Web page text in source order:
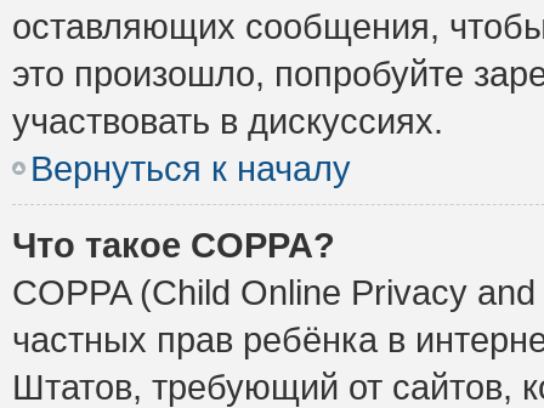
оставляющих сообщения,
это произошло, попробуйте
участвовать в дискуссиях.
Вернуться к началу
Что такое COPPA?
COPPA (Child Online Privacy
частных прав ребёнка в
Штатов, требующий от сайтов,